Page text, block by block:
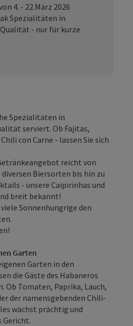
4. - 22.März 2026
Spezialitäten in
- nur für kurze
Spezialitäten in
serviert. Ob Fajitas,
con Carne - lassen Sie sich
reicht von
Biersorten bis hin zu
- unsere Caipirinhas und
breit bekannt!
Sonnenhungrige den
Garten
Garten in den
die Gäste des Habaneros
Ob Tomaten, Paprika, Lauch,
der namensgebenden Chili-
wächst prächtig und
Gericht.